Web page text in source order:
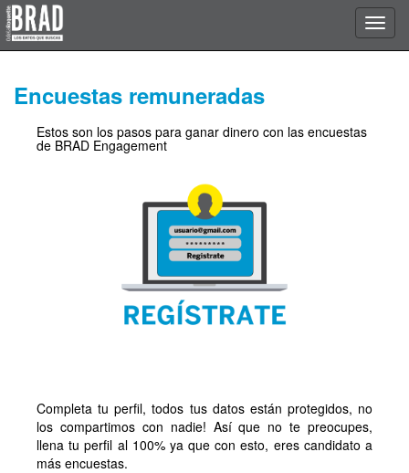
Encuestas remuneradas
Estos son los pasos para ganar dinero con las encuestas
de BRAD Engagement
Completa tu perfil, todos tus datos están protegidos, no
los compartimos con nadie! Así que no te preocupes,
llena tu perfil al 100% ya que con esto, eres candidato a
más encuestas.